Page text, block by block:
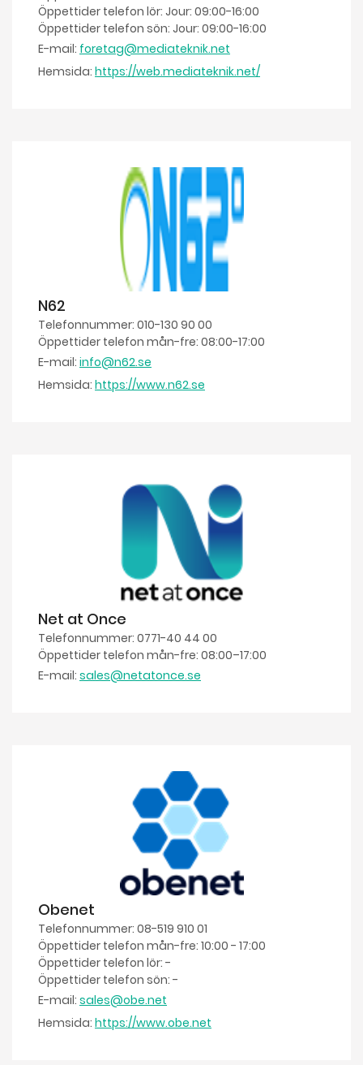
Öppettider telefon lör: Jour: 09:00-16:00
Öppettider telefon sön: Jour: 09:00-16:00
E-mail: foretag@mediateknik.net
Hemsida: https://web.mediateknik.net/
N62
Telefonnummer: 010-130 90 00
Öppettider telefon mån-fre: 08:00-17:00
E-mail: info@n62.se
Hemsida: https://www.n62.se
Net at Once
Telefonnummer: 0771-40 44 00
Öppettider telefon mån-fre: 08:00–17:00
E-mail: sales@netatonce.se
Obenet
Telefonnummer: 08-519 910 01
Öppettider telefon mån-fre: 10:00 - 17:00
Öppettider telefon lör: -
Öppettider telefon sön: -
E-mail: sales@obe.net
Hemsida: https://www.obe.net